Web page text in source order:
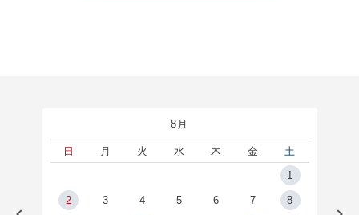
8月
日 月 火 水 木 金
土
1
2 3 4 5 6 7 8